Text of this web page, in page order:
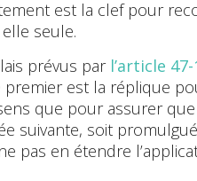
est la clef pour
seule.
prévus par l’article 47-
est la réplique
que pour assurer que
suivante, soit
pas en étendre